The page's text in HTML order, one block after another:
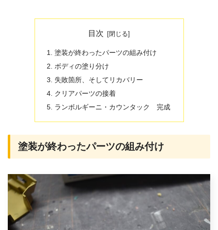
目次
塗装が終わったパーツの組み付け
ボディの塗り分け
失敗箇所、そしてリカバリー
クリアパーツの接着
ランボルギーニ・カウンタック 完成
塗装が終わったパーツの組み付け